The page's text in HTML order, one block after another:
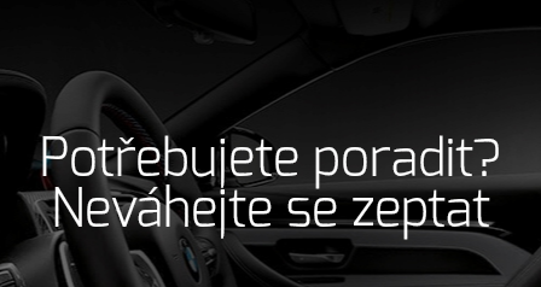
Potřebujete poradit?
Neváhejte se zeptat